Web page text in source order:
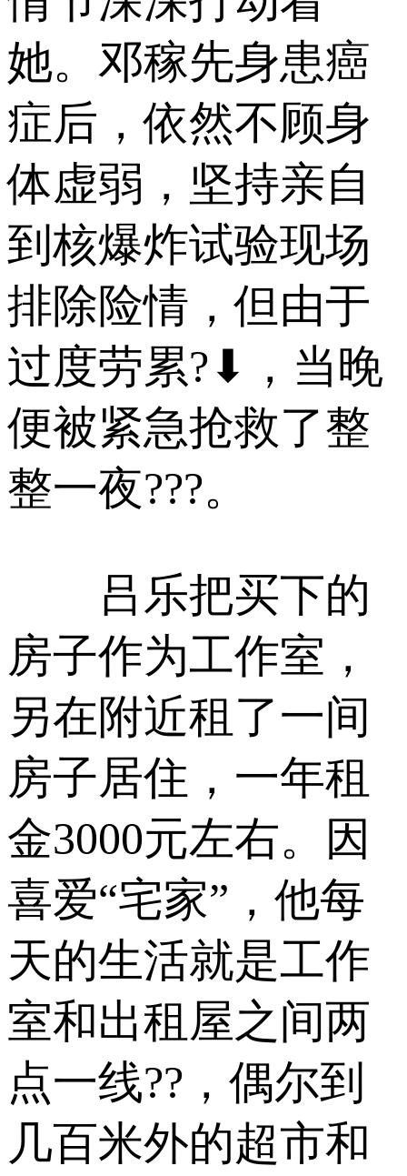
她。邓稼先身患癌
症后，依然不顾身
体虚弱，坚持亲自
到核爆炸试验现场
排除险情，但由于
过度劳累?⬇，当晚
便被紧急抢救了整
整一夜???。
吕乐把买下的
房子作为工作室，
另在附近租了一间
房子居住，一年租
金3000元左右。因
喜爱“宅家”，他每
天的生活就是工作
室和出租屋之间两
点一线??，偶尔到
几百米外的超市和